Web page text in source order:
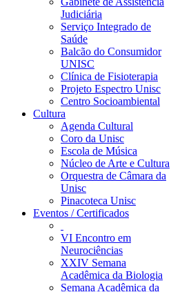
Judiciária
Serviço Integrado de
Saúde
Balcão do Consumidor
UNISC
Clínica de Fisioterapia
Projeto Espectro Unisc
Centro Socioambiental
Cultura
Agenda Cultural
Coro da Unisc
Escola de Música
Núcleo de Arte e Cultura
Orquestra de Câmara da
Unisc
Pinacoteca Unisc
Eventos / Certificados
VI Encontro em
Neurociências
XXIV Semana
Acadêmica da Biologia
Semana Acadêmica da